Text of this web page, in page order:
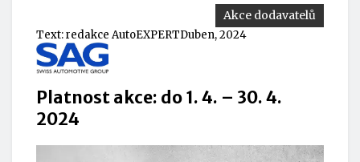
Akce dodavatelů
Text:redakce AutoEXPERTDuben, 2024
Platnost akce: do 1. 4. – 30. 4.
2024